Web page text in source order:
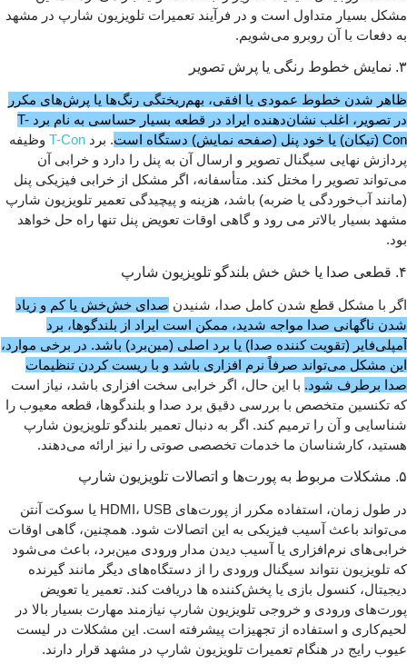
مشکل بسیار متداول است و در فرآیند تعمیرات تلویزیون شارپ در مشهد
به دفعات با آن روبرو می‌شویم.
۳. نمایش خطوط رنگی یا پرش تصویر
ظاهر شدن خطوط عمودی یا افقی، بهم‌ریختگی رنگ‌ها یا پرش‌های مکرر
در تصویر، اغلب نشان‌دهنده ایراد در قطعه بسیار حساسی به نام برد T-
Con (تیکان) یا خود پنل (صفحه نمایش) دستگاه است
. برد T-Con وظیفه
پردازش نهایی سیگنال تصویر و ارسال آن به پنل را دارد و خرابی آن
می‌تواند تصویر را مختل کند. متأسفانه، اگر مشکل از خرابی فیزیکی پنل
(مانند آب‌خوردگی یا ضربه) باشد، هزینه و پیچیدگی تعمیر تلویزیون شارپ
مشهد بسیار بالاتر می‌ رود و گاهی اوقات تعویض پنل تنها راه حل خواهد
بود.
۴. قطعی صدا یا خش خش بلندگو تلویزیون شارپ
اگر با مشکل قطع شدن کامل صدا، شنیدن صدای خش‌خش یا کم و زیاد
شدن ناگهانی صدا مواجه شدید، ممکن است ایراد از بلندگوها، برد
آمپلی‌فایر (تقویت کننده صدا) یا برد اصلی (مین‌برد) باشد. در برخی موارد،
این مشکل می‌تواند صرفاً نرم‌ افزاری باشد و با ریست کردن تنظیمات
صدا برطرف شود. با این حال، اگر خرابی سخت‌ افزاری باشد، نیاز است
که تکنسین متخصص با بررسی دقیق برد صدا و بلندگوها، قطعه معیوب را
شناسایی و آن را ترمیم کند. اگر به دنبال تعمیر بلندگو تلویزیون شارپ
هستید، کارشناسان ما خدمات تخصصی صوتی را نیز ارائه می‌دهند.
۵. مشکلات مربوط به پورت‌ها و اتصالات تلویزیون شارپ
در طول زمان، استفاده مکرر از پورت‌های HDMI، USB یا سوکت آنتن
می‌تواند باعث آسیب فیزیکی به این اتصالات شود. همچنین، گاهی اوقات
خرابی‌های نرم‌افزاری یا آسیب دیدن مدار ورودی مین‌برد، باعث می‌شود
که تلویزیون نتواند سیگنال ورودی را از دستگاه‌های دیگر مانند گیرنده
دیجیتال، کنسول بازی یا پخش‌کننده‌ ها دریافت کند. تعمیر یا تعویض
پورت‌های ورودی و خروجی تلویزیون شارپ نیازمند مهارت بسیار بالا در
لحیم‌کاری و استفاده از تجهیزات پیشرفته است. این مشکلات در لیست
عیوب رایج در هنگام تعمیرات تلویزیون شارپ در مشهد قرار دارند.